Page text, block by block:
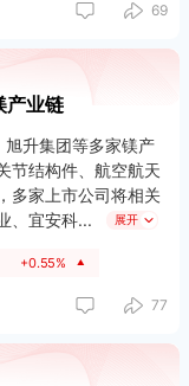
69
产业链
升集团等多家镁产
节结构件、航空航天
多家上市公司将相关
、宜安科
展开
+0.55% ▲
77